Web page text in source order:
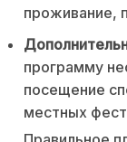
проживание,
программу
посещение
местных